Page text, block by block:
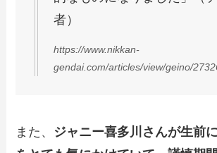
者）
https://www.nikkan-
gendai.com/articles/view/geino/
また、 ジャニー喜多川さんが生前